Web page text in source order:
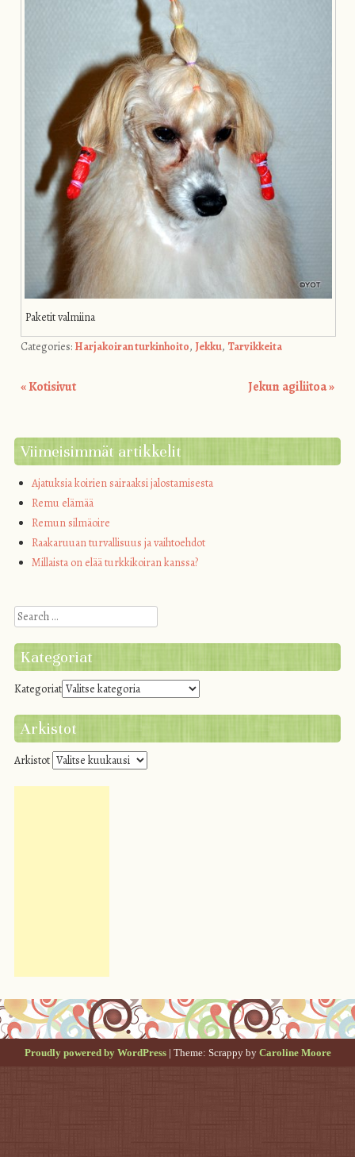
Paketit valmiina
Categories: Harjakoiran turkinhoito, Jekku, Tarvikkeita
«Kotisivut Jekun agiliitoa»
Viimeisimmät artikkelit
Ajatuksia koirien sairaaksi jalostamisesta
Remu elämää
Remun silmäoire
Raakaruuan turvallisuus ja vaihtoehdot
Millaista on elää turkkikoiran kanssa?
Search
Kategoriat
Kategoriat
Arkistot
Arkistot
Proudly powered by WordPress | Theme: Scrappy by Caroline Moore